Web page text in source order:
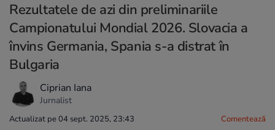
Rezultatele de azi din preliminariile
Campionatului Mondial 2026. Slovacia a
învins Germania, Spania s-a distrat în
Bulgaria
Ciprian Iana
Jurnalist
Actualizat pe 04 sept. 2025, 23:43 Comentează